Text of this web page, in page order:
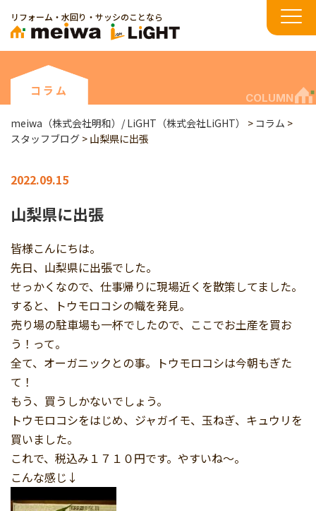
リフォーム・水回り・サッシのことなら
コラム
COLUMN
meiwa（株式会社明和）/ LiGHT（株式会社LiGHT） > コラム >
スタッフブログ > 山梨県に出張
2022.09.15
山梨県に出張
皆様こんにちは。
先日、山梨県に出張でした。
せっかくなので、仕事帰りに現場近くを散策してました。
すると、トウモロコシの幟を発見。
売り場の駐車場も一杯でしたので、ここでお土産を買お
う！って。
全て、オーガニックとの事。トウモロコシは今朝もぎた
て！
もう、買うしかないでしょう。
トウモロコシをはじめ、ジャガイモ、玉ねぎ、キュウリを
買いました。
これで、税込み１７１０円です。やすいね～。
こんな感じ↓